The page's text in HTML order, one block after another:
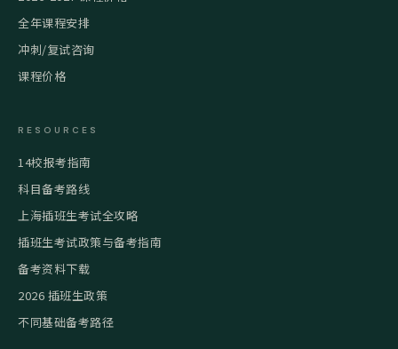
全年课程安排
冲刺/复试咨询
课程价格
RESOURCES
14校报考指南
科目备考路线
上海插班生考试全攻略
插班生考试政策与备考指南
备考资料下载
2026 插班生政策
不同基础备考路径